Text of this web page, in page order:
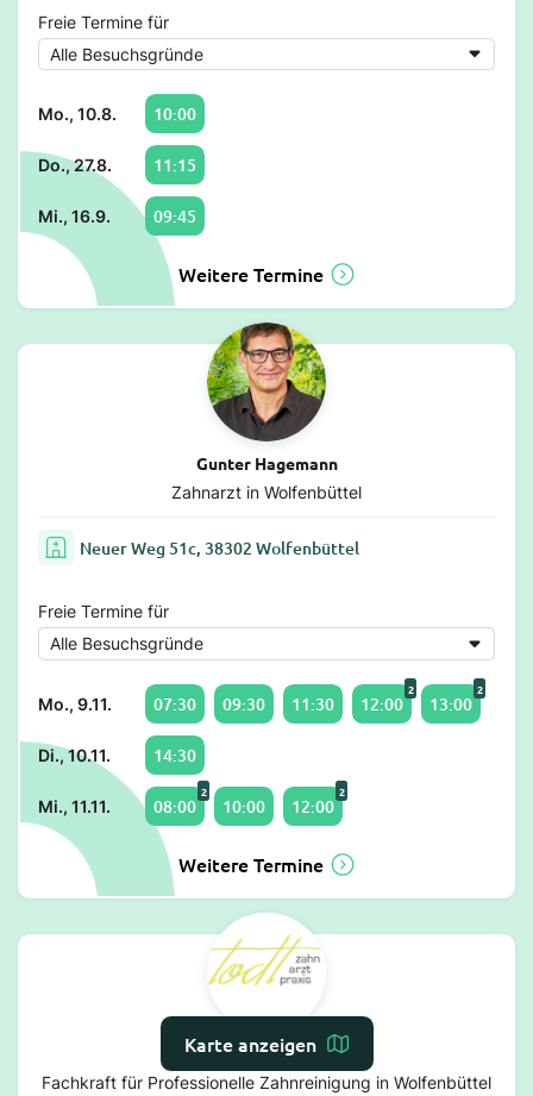
Freie Termine für
Mo., 10.8. 10:00
Do., 27.8. 11:15
Mi., 16.9. 09:45
Weitere Termine
Gunter Hagemann
Zahnarzt in Wolfenbüttel
Neuer Weg 51c, 38302 Wolfenbüttel
Freie Termine für
Mo., 9.11. 07:30 09:30 11:30 12:00
2
13:00
2
Di., 10.11. 14:30
Mi., 11.11. 08:00
2
10:00 12:00
2
Weitere Termine
Team Prophylaxe
Fachkraft für Professionelle Zahnreinigung in Wolfenbüttel
Karte anzeigen